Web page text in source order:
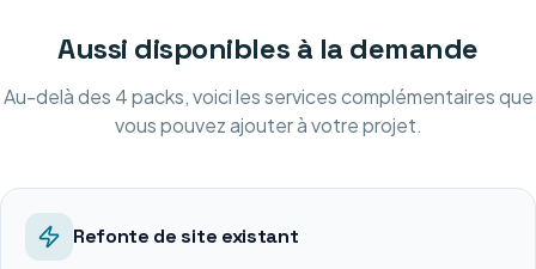
Aussi disponibles à la demande
Au-delà des 4 packs, voici les services complémentaires que
vous pouvez ajouter à votre projet.
Refonte de site existant